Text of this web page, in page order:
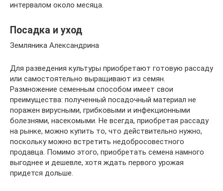
интервалом около месяца.
Посадка и уход
Земляника Александрина
Для разведения культуры приобретают готовую рассаду
или самостоятельно выращивают из семян.
Размножение семенным способом имеет свои
преимущества: полученный посадочный материал не
поражен вирусными, грибковыми и инфекционными
болезнями, насекомыми. Не всегда, приобретая рассаду
на рынке, можно купить то, что действительно нужно,
поскольку можно встретить недобросовестного
продавца. Помимо этого, приобретать семена намного
выгоднее и дешевле, хотя ждать первого урожая
придется дольше.